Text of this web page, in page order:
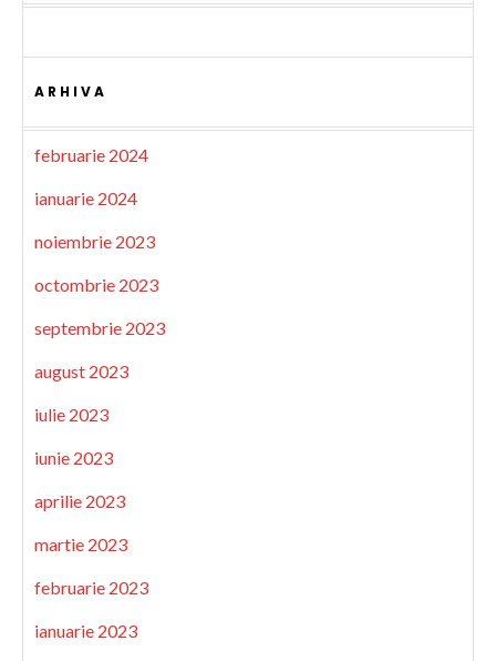
ARHIVA
februarie 2024
ianuarie 2024
noiembrie 2023
octombrie 2023
septembrie 2023
august 2023
iulie 2023
iunie 2023
aprilie 2023
martie 2023
februarie 2023
ianuarie 2023